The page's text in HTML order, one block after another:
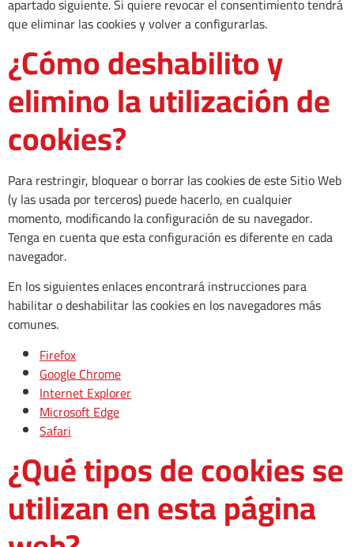
que eliminar las cookies y volver a configurarlas.
¿Cómo deshabilito y
elimino la utilización de
cookies?
Para restringir, bloquear o borrar las cookies de este Sitio Web
(y las usada por terceros) puede hacerlo, en cualquier
momento, modificando la configuración de su navegador.
Tenga en cuenta que esta configuración es diferente en cada
navegador.
En los siguientes enlaces encontrará instrucciones para
habilitar o deshabilitar las cookies en los navegadores más
comunes.
Firefox
Google Chrome
Internet Explorer
Microsoft Edge
Safari
¿Qué tipos de cookies se
utilizan en esta página